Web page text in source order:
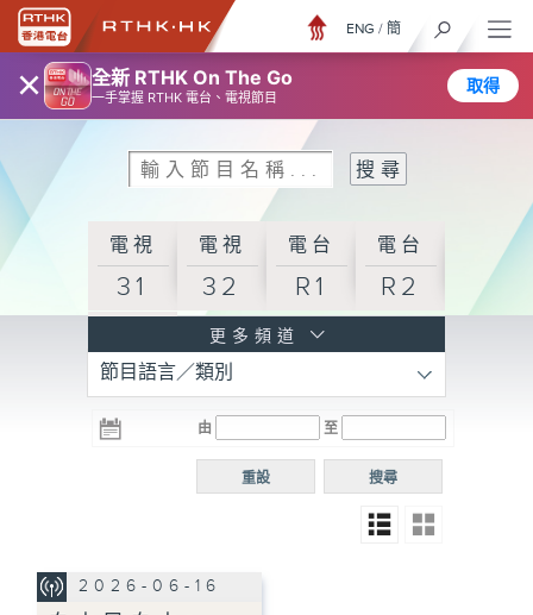
× 全新 RTHK On The Go
一手掌握 RTHK 電台、電視節目
取得
ENG / 簡
電視
31
電視
32
電台
R1
電台
R2
R3
電台 電台
R5
電台
普通
更多頻道
節目語言／類別
由 至
搜尋
重設
2026-06-16